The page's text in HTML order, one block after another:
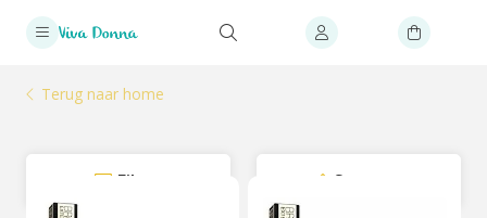
Terug naar home
Filter Sorteer